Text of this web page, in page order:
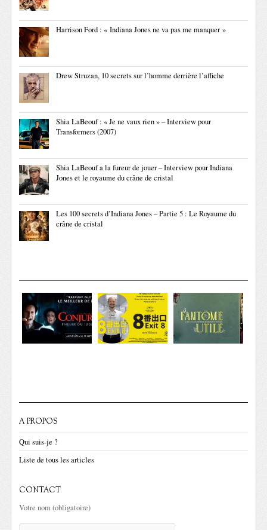
Harrison Ford : « Indiana Jones ne va pas me manquer »
Drew Struzan, 10 secrets sur l’homme derrière l’affiche
Shia LaBeouf : « Je ne vaux rien » – Interview pour
Transformers (2007)
Shia LaBeouf a la fureur de jouer – Interview pour Indiana
Jones et le royaume du crâne de cristal
Les 100 secrets d’Indiana Jones – Partie 5 : Le Royaume du
crâne de cristal
A PROPOS
Qui suis-je ?
Liste de tous les articles
CONTACT
Votre nom (obligatoire)